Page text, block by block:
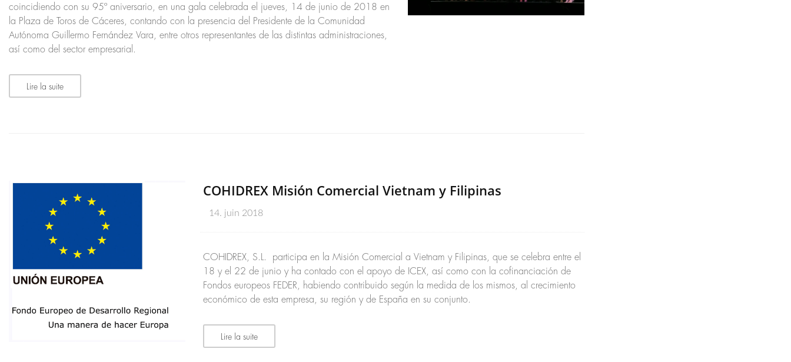
coincidiendo con su 95º aniversario, en una gala celebrada el jueves, 14 de junio de 2018 en
la Plaza de Toros de Cáceres, contando con la presencia del Presidente de la Comunidad
Autónoma Guillermo Fernández Vara, entre otros representantes de las distintas administraciones,
así como del sector empresarial.
Lire la suite
COHIDREX Misión Comercial Vietnam y Filipinas
14. juin 2018
COHIDREX, S.L. participa en la Misión Comercial a Vietnam y Filipinas, que se celebra entre el
18 y el 22 de junio y ha contado con el apoyo de ICEX, así como con la cofinanciación de
Fondos europeos FEDER, habiendo contribuido según la medida de los mismos, al crecimiento
económico de esta empresa, su región y de España en su conjunto.
Lire la suite